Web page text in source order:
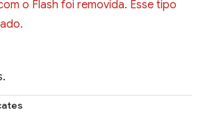
o Flash foi removida. Esse tipo